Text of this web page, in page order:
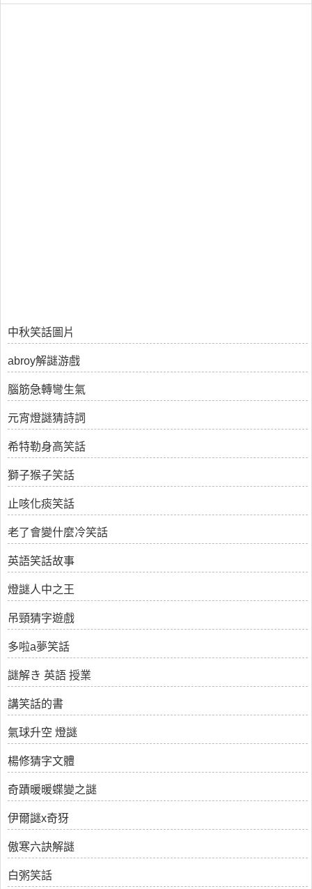
中秋笑話圖片
abroy解謎游戲
腦筋急轉彎生氣
元宵燈謎猜詩詞
希特勒身高笑話
獅子猴子笑話
止咳化痰笑話
老了會變什麼冷笑話
英語笑話故事
燈謎人中之王
吊頸猜字遊戲
多啦a夢笑話
謎解き 英語 授業
講笑話的書
氣球升空 燈謎
楊修猜字文體
奇蹟暖暖蝶變之謎
伊爾謎x奇犽
傲寒六訣解謎
白粥笑話